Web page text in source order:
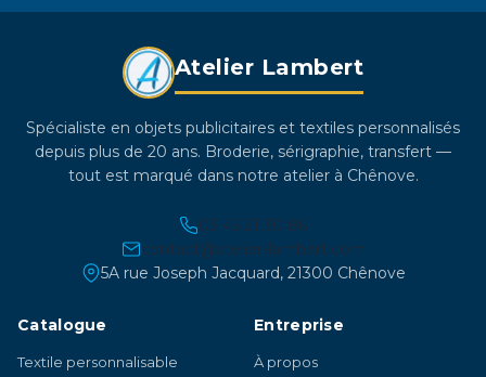
page
produit
Atelier Lambert
Spécialiste en objets publicitaires et textiles personnalisés
depuis plus de 20 ans. Broderie, sérigraphie, transfert —
tout est marqué dans notre atelier à Chênove.
03 45 21 30 86
contact@atelier-lambert.com
5A rue Joseph Jacquard, 21300 Chênove
Catalogue
Textile personnalisable
Entreprise
À propos